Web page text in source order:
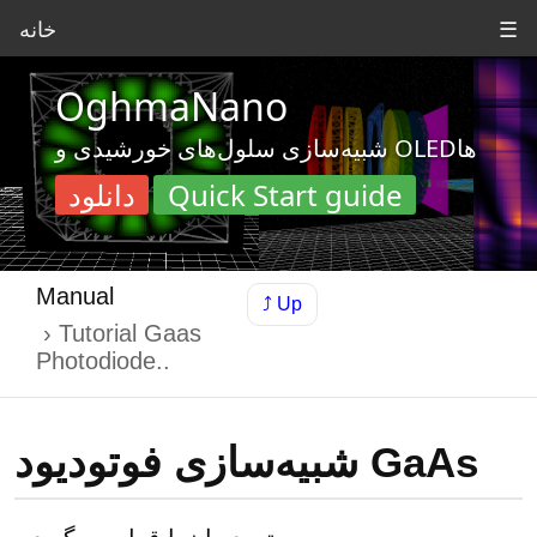
خانه ☰
OghmaNano
شبیه‌سازی سلول‌های خورشیدی و OLEDها
دانلود Quick Start guide
Manual
Tutorial Gaas
Photodiode..
⤴ Up
شبیه‌سازی فوتودیود GaAs